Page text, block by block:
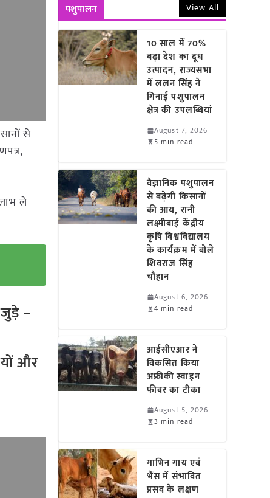
से
ले
–
और
पशुपालन View All
10 साल में 70%
बढ़ा देश का दूध
उत्पादन, राज्यसभा
में ललन सिंह ने
गिनाईं पशुपालन
क्षेत्र की उपलब्धियां
August 7, 2026
5 min read
वैज्ञानिक पशुपालन
से बढ़ेगी किसानों
की आय, रानी
लक्ष्मीबाई केंद्रीय
कृषि विश्वविद्यालय
के कार्यक्रम में बोले
शिवराज सिंह
चौहान
August 6, 2026
4 min read
आईसीएआर ने
विकसित किया
अफ्रीकी स्वाइन
फीवर का टीका
August 5, 2026
3 min read
गाभिन गाय एवं
भैंस में संभावित
प्रसव के लक्षण